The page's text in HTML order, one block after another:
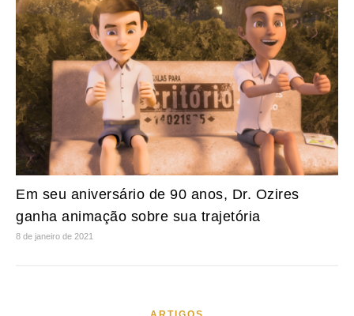
Em seu aniversário de 90 anos, Dr. Ozires
ganha animação sobre sua trajetória
8 de janeiro de 2021